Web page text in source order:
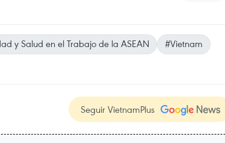
y Salud en el Trabajo de la ASEAN
#Vietnam
Seguir VietnamPlus